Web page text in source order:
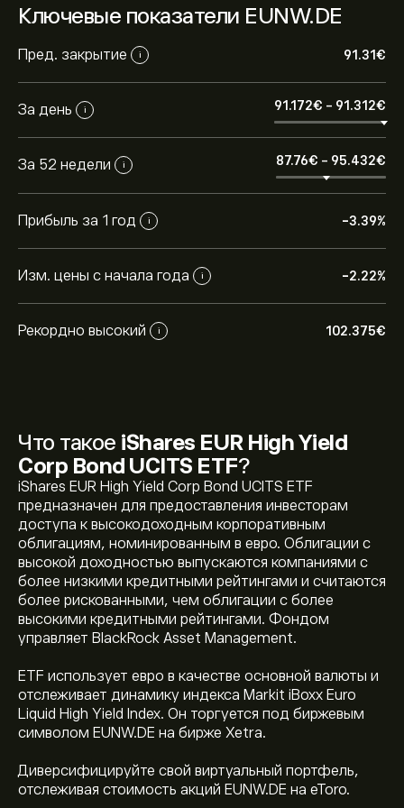
Ключевые показатели EUNW.DE
Пред. закрытие i 91.31‎€‎
За день i 91.172‎€‎ - 91.312‎€‎
За 52 недели i 87.76‎€‎ - 95.432‎€‎
Прибыль за 1 год i -3.39%
Изм. цены с начала года i -2.22%
Рекордно высокий i 102.375‎€‎
Что такое iShares EUR High Yield
Corp Bond UCITS ETF?
iShares EUR High Yield Corp Bond UCITS ETF
предназначен для предоставления инвесторам
доступа к высокодоходным корпоративным
облигациям, номинированным в евро. Облигации с
высокой доходностью выпускаются компаниями с
более низкими кредитными рейтингами и считаются
более рискованными, чем облигации с более
высокими кредитными рейтингами. Фондом
управляет BlackRock Asset Management.
ETF использует евро в качестве основной валюты и
отслеживает динамику индекса Markit iBoxx Euro
Liquid High Yield Index. Он торгуется под биржевым
символом EUNW.DE на бирже Xetra.
Диверсифицируйте свой виртуальный портфель,
отслеживая стоимость акций EUNW.DE на eToro.
Текущая цена EUNW.DE — это 91.310‎€‎ долларов
США
Исторический максимум iShares EUR High Yield Corp
Bond UCITS ETF — 102.375‎€‎ долларов США
Выберите временной промежуток «1D» или «1W» на